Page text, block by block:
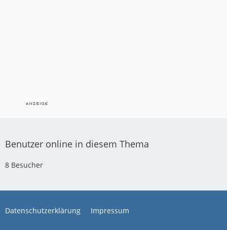
Benutzer online in diesem Thema
8 Besucher
Datenschutzerklärung Impressum